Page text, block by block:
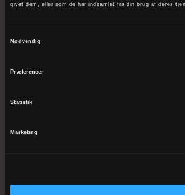
givet dem, eller som de har indsamlet fra din brug af deres
Nødvendig
Præferencer
Statistik
Marketing
8800 Viborg
Biskoppen